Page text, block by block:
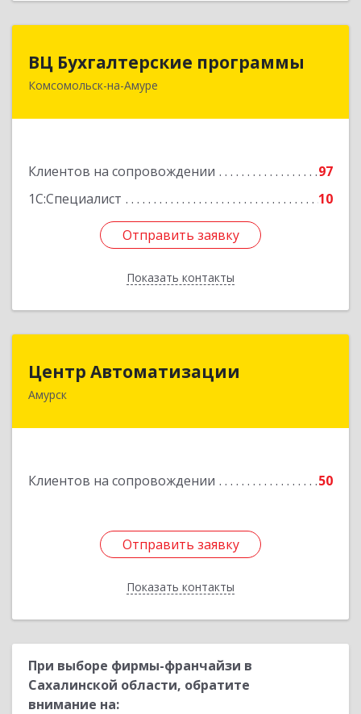
ВЦ Бухгалтерские программы
Комсомольск-на-Амуре
Клиентов на сопровождении
97
1С:Специалист
10
Отправить заявку
Показать контакты
681000, Хабаровский край, Комсомольск-на-
Отправить заявку
Назад
Центр Автоматизации
Амурск
Клиентов на сопровождении 50
Отправить заявку
Показать контакты
682640, Хабаровский край, Амурск г, Мира пр-
Отправить заявку
Назад
При выборе фирмы-франчайзи в
Сахалинской области, обратите
внимание на: